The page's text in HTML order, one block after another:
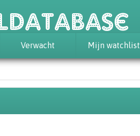
Verwacht Mijn watchlist